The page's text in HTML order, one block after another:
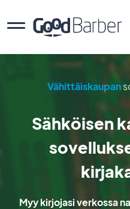
Vähittäiskaupan
Sähköisen
Myy kirjojasi verkossa